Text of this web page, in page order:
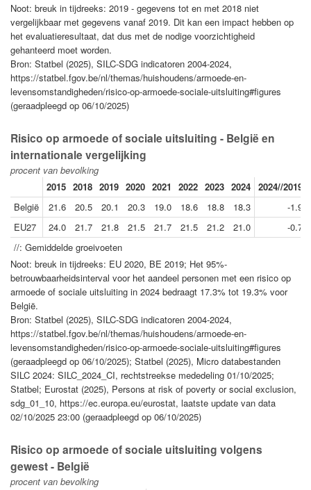
Noot: breuk in tijdreeks: 2019 - gegevens tot en met 2018 niet
vergelijkbaar met gegevens vanaf 2019. Dit kan een impact hebben op
het evaluatieresultaat, dat dus met de nodige voorzichtigheid
gehanteerd moet worden.
Bron: Statbel (2025), SILC-SDG indicatoren 2004-2024,
https://statbel.fgov.be/nl/themas/huishoudens/armoede-en-
levensomstandigheden/risico-op-armoede-sociale-uitsluiting#figures
(geraadpleegd op 06/10/2025)
Risico op armoede of sociale uitsluiting - België en
internationale vergelijking
procent van bevolking
2015 2018 2019 2020 2021 2022 2023 2024 2024//2019
België
21.6 20.5 20.1 20.3 19.0 18.6 18.8 18.3
-1.9
EU27
24.0 21.7 21.8 21.5 21.7 21.5 21.2 21.0
-0.7
//: Gemiddelde groeivoeten
Noot: breuk in tijdreeks: EU 2020, BE 2019; Het 95%-
betrouwbaarheidsinterval voor het aandeel personen met een risico op
armoede of sociale uitsluiting in 2024 bedraagt 17.3% tot 19.3% voor
België.
Bron: Statbel (2025), SILC-SDG indicatoren 2004-2024,
https://statbel.fgov.be/nl/themas/huishoudens/armoede-en-
levensomstandigheden/risico-op-armoede-sociale-uitsluiting#figures
(geraadpleegd op 06/10/2025); Statbel (2025), Micro databestanden
SILC 2024: SILC_2024_CI, rechtstreekse mededeling 01/10/2025;
Statbel; Eurostat (2025), Persons at risk of poverty or social exclusion,
sdg_01_10, https://ec.europa.eu/eurostat, laatste update van data
02/10/2025 23:00 (geraadpleegd op 06/10/2025)
Risico op armoede of sociale uitsluiting volgens
gewest - België
procent van bevolking